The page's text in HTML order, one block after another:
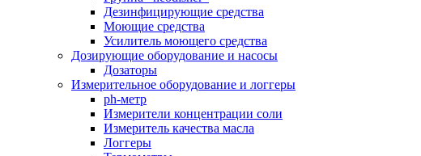
Дезинфицирующие средства
Моющие средства
Усилитель моющего средства
Дозирующие оборудование и насосы
Дозаторы
Измерительное оборудование и логгеры
ph-метр
Измерители концентрации соли
Измеритель качества масла
Логгеры